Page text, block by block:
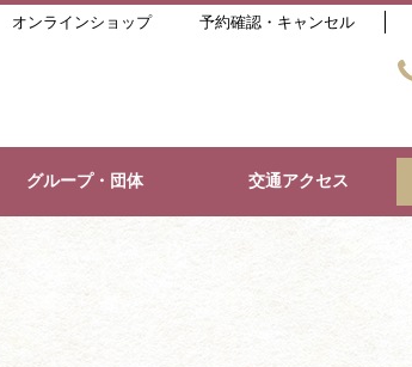
オンラインショップ 予約確認・キャンセル
グループ・団体 交通アクセス